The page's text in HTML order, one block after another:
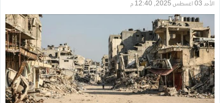
الأحد 03 اغسطس 2025, 12:40 م